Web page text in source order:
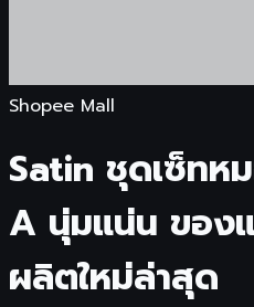
Shopee Mall
Satin ชุดเซ็ทห
A นุ่มแน่น ของ
ผลิตใหม่ล่าสุด